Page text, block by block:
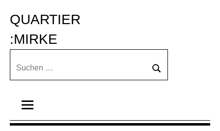
Inhalt
springen
QUARTIER
:MIRKE
Suchen
Suchen